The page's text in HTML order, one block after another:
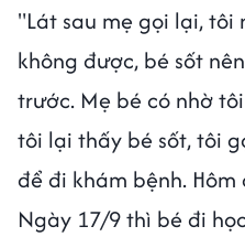
"Lát sau mẹ gọi lại, tôi
không được, bé sốt
trước. Mẹ bé có nhờ
tôi lại thấy bé sốt, tôi
để đi khám bệnh.
Ngày 17/9 thì bé đi